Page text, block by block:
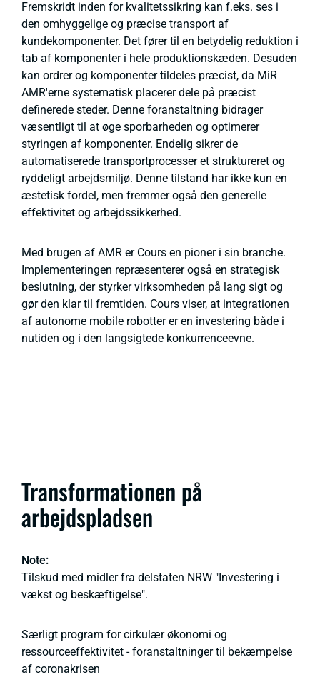
Fremskridt inden for kvalitetssikring kan f.eks. ses i
den omhyggelige og præcise transport af
kundekomponenter. Det fører til en betydelig reduktion i
tab af komponenter i hele produktionskæden. Desuden
kan ordrer og komponenter tildeles præcist, da MiR
AMR'erne systematisk placerer dele på præcist
definerede steder. Denne foranstaltning bidrager
væsentligt til at øge sporbarheden og optimerer
styringen af komponenter. Endelig sikrer de
automatiserede transportprocesser et struktureret og
ryddeligt arbejdsmiljø. Denne tilstand har ikke kun en
æstetisk fordel, men fremmer også den generelle
effektivitet og arbejdssikkerhed.
Med brugen af AMR er Cours en pioner i sin branche.
Implementeringen repræsenterer også en strategisk
beslutning, der styrker virksomheden på lang sigt og
gør den klar til fremtiden. Cours viser, at integrationen
af autonome mobile robotter er en investering både i
nutiden og i den langsigtede konkurrenceevne.
Transformationen på
arbejdspladsen
Note:
Tilskud med midler fra delstaten NRW "Investering i
vækst og beskæftigelse".
Særligt program for cirkulær økonomi og
ressourceeffektivitet - foranstaltninger til bekæmpelse
af coronakrisen